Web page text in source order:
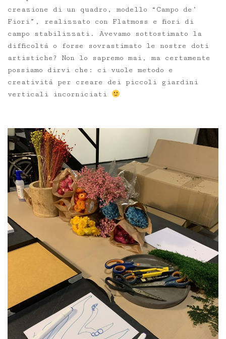
creazione di un quadro, modello “Campo de’
Fiori”, realizzato con Flatmoss e fiori di
campo stabilizzati. Avevamo sottostimato la
difficoltà o forse sovrastimato le nostre doti
artistiche? Non lo sapremo mai, ma certamente
possiamo dirvi che: ci vuole metodo e
creatività per creare dei piccoli giardini
verticali incorniciati